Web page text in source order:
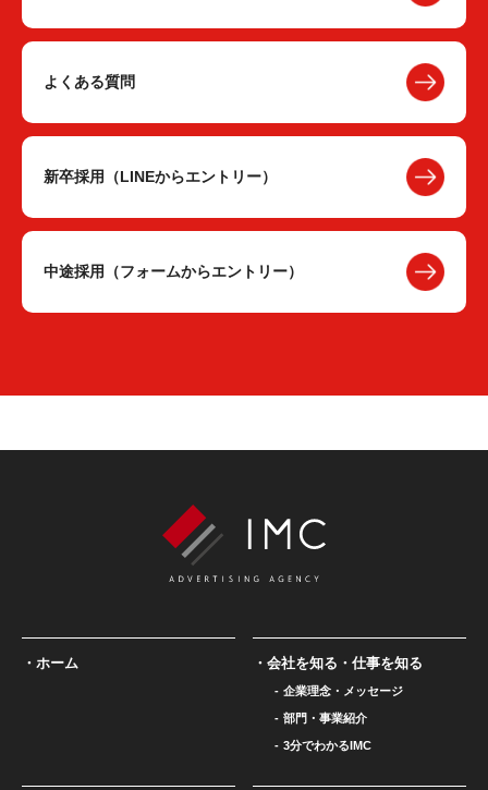
よくある質問
新卒採用（LINEからエントリー）
中途採用（フォームからエントリー）
ホーム 会社を知る・仕事を知る
企業理念・メッセージ
部門・事業紹介
3分でわかるIMC